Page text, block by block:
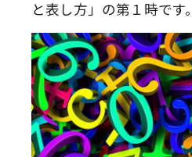
と表し方」の第１時です。